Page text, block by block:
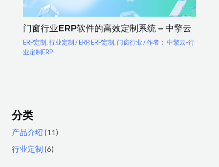
门窗行业ERP软件的高效定制系统 – 中擎云
ERP定制,行业定制/ERP,ERP定制, 门窗行业/ 作者： 中擎云-行
业定制ERP
分类
产品介绍 (11)
行业定制 (6)